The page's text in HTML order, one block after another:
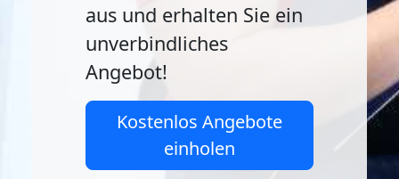
aus und erhalten Sie ein
unverbindliches
Angebot!
Kostenlos Angebote
einholen